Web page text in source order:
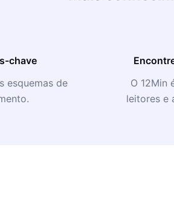
chave
esquemas de
O 12Min
leitores e